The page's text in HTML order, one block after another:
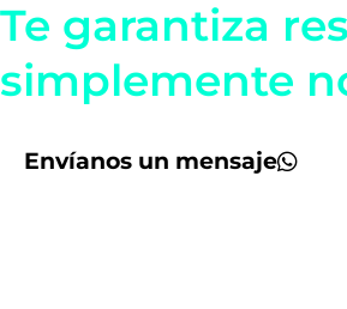
Te garantiza
simplemente
Envíanos un mensaje